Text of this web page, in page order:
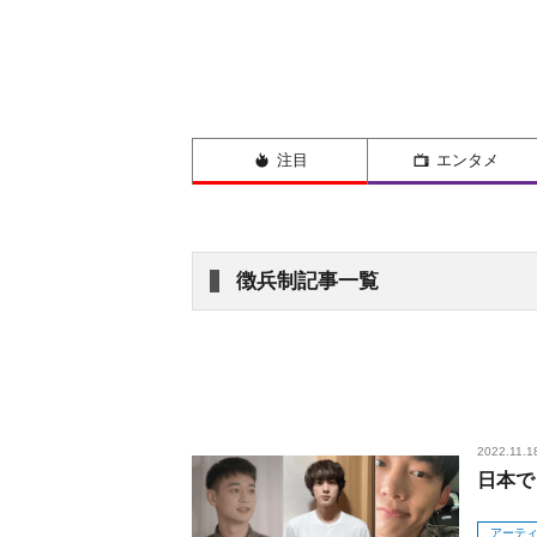
注目 エンタメ
徴兵制記事一覧
日本
アーテ